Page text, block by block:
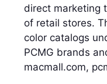
direct marketing
of retail stores.
color catalogs
PCMG brands
macmall.com,